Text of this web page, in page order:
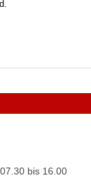
bis 16.00